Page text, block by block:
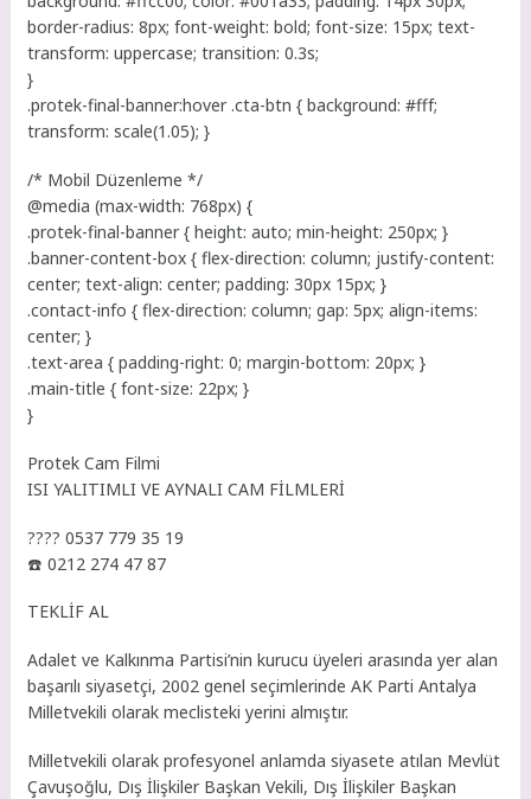
border-radius: 8px; font-weight: bold; font-size: 15px; text-
transform: uppercase; transition: 0.3s;
}
.protek-final-banner:hover .cta-btn { background: #fff;
transform: scale(1.05); }
/* Mobil Düzenleme */
@media (max-width: 768px) {
.protek-final-banner { height: auto; min-height: 250px; }
.banner-content-box { flex-direction: column; justify-content:
center; text-align: center; padding: 30px 15px; }
.contact-info { flex-direction: column; gap: 5px; align-items:
center; }
.text-area { padding-right: 0; margin-bottom: 20px; }
.main-title { font-size: 22px; }
}
Protek Cam Filmi
ISI YALITIMLI VE AYNALI CAM FİLMLERİ
???? 0537 779 35 19
☎️ 0212 274 47 87
TEKLİF AL
Adalet ve Kalkınma Partisi’nin kurucu üyeleri arasında yer alan
başarılı siyasetçi, 2002 genel seçimlerinde AK Parti Antalya
Milletvekili olarak meclisteki yerini almıştır.
Milletvekili olarak profesyonel anlamda siyasete atılan Mevlüt
Çavuşoğlu, Dış İlişkiler Başkan Vekili, Dış İlişkiler Başkan